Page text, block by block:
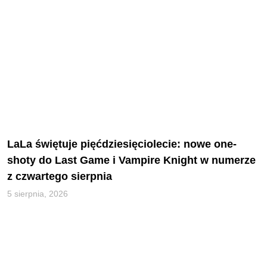
LaLa świętuje pięćdziesięciolecie: nowe one-
shoty do Last Game i Vampire Knight w numerze
z czwartego sierpnia
5 sierpnia, 2026